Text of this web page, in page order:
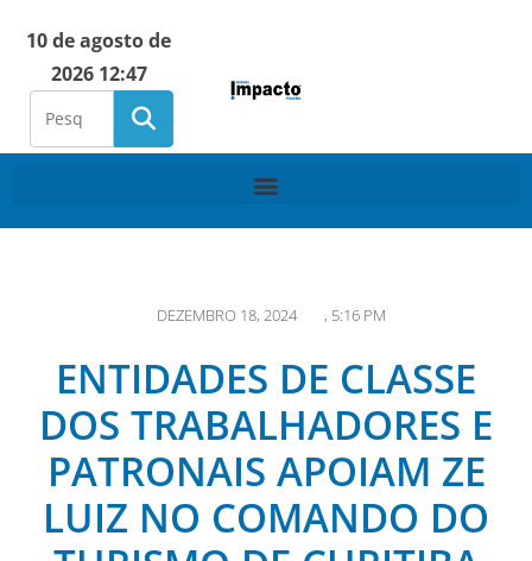
10 de agosto de
2026 12:47
DEZEMBRO 18, 2024 , 5:16 PM
ENTIDADES DE CLASSE
DOS TRABALHADORES E
PATRONAIS APOIAM ZE
LUIZ NO COMANDO DO